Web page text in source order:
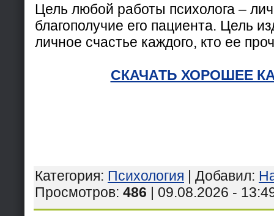
Цель любой работы психолога –
благополучие его пациента. Цель
личное счастье каждого, кто ее
СКАЧАТЬ ХОРОШЕЕ
Категория: Психология | Добавил:
Просмотров: 486 | 09.08.2026 -